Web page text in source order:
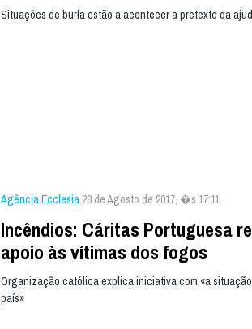
Situações de burla estão a acontecer a pretexto da
Agência Ecclesia 28 de Agosto de 2017, �s 17:11
Incêndios: Cáritas Portuguesa
apoio às vítimas dos fogos
Organização católica explica iniciativa com «a
país»